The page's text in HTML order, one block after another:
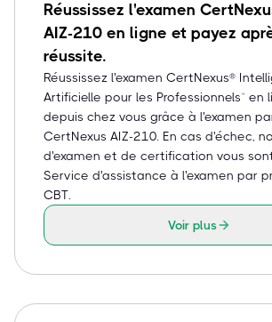
Réussissez l'examen
AIZ-210 en ligne et payez
réussite.
Réussissez l'examen CertNexus®
Artificielle pour les Professionnels™ en
depuis chez vous grâce à l'examen
CertNexus AIZ-210. En cas d'échec,
d'examen et de certification vous
Service d'assistance à l'examen par
CBT.
Voir plus